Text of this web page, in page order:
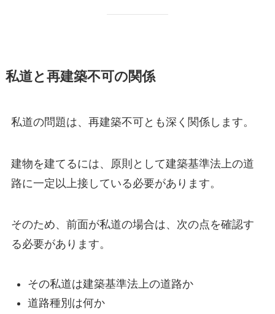
私道と再建築不可の関係
私道の問題は、再建築不可とも深く関係します。
建物を建てるには、原則として建築基準法上の道
路に一定以上接している必要があります。
そのため、前面が私道の場合は、次の点を確認す
る必要があります。
その私道は建築基準法上の道路か
道路種別は何か